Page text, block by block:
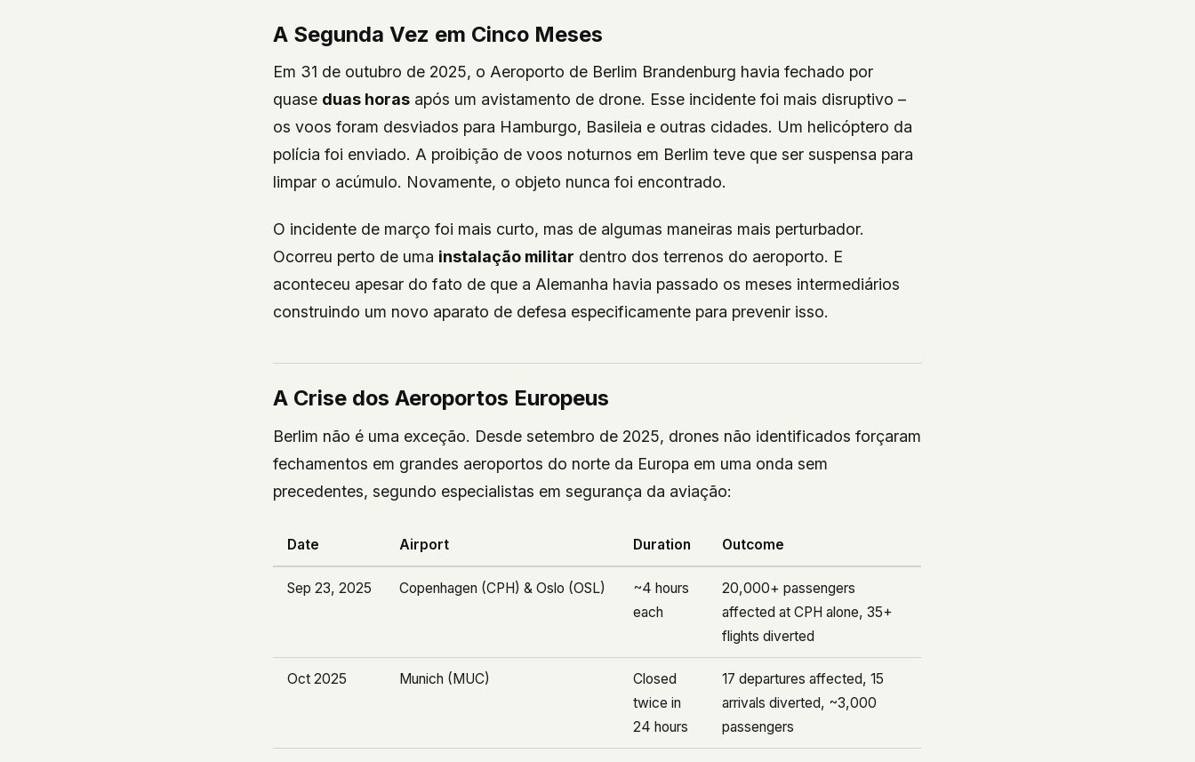
A Segunda Vez em Cinco Meses
Em 31 de outubro de 2025, o Aeroporto de Berlim Brandenburg havia fechado por
quase duas horas após um avistamento de drone. Esse incidente foi mais disruptivo –
os voos foram desviados para Hamburgo, Basileia e outras cidades. Um helicóptero da
polícia foi enviado. A proibição de voos noturnos em Berlim teve que ser suspensa para
limpar o acúmulo. Novamente, o objeto nunca foi encontrado.
O incidente de março foi mais curto, mas de algumas maneiras mais perturbador.
Ocorreu perto de uma instalação militar dentro dos terrenos do aeroporto. E
aconteceu apesar do fato de que a Alemanha havia passado os meses intermediários
construindo um novo aparato de defesa especificamente para prevenir isso.
A Crise dos Aeroportos Europeus
Berlim não é uma exceção. Desde setembro de 2025, drones não identificados forçaram
fechamentos em grandes aeroportos do norte da Europa em uma onda sem
precedentes, segundo especialistas em segurança da aviação:
Date Airport Duration Outcome
Sep 23, 2025 Copenhagen (CPH) & Oslo (OSL)
~4 hours
each
20,000+ passengers
affected at CPH alone, 35+
flights diverted
Oct 2025 Munich (MUC)
Closed
twice in
24 hours
17 departures affected, 15
arrivals diverted, ~3,000
passengers